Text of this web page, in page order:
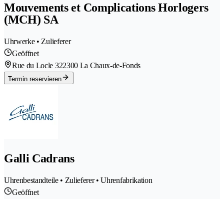
Mouvements et Complications Horlogers
(MCH) SA
Uhrwerke • Zulieferer
Geöffnet
Rue du Locle 322300 La Chaux-de-Fonds
Termin reservieren
Galli Cadrans
Uhrenbestandteile • Zulieferer • Uhrenfabrikation
Geöffnet